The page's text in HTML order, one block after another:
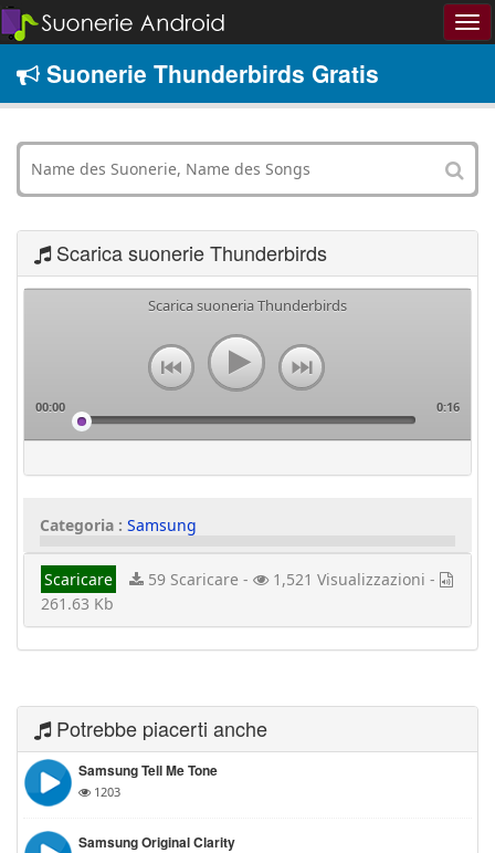
Suonerie Thunderbirds Gratis
Scarica suonerie Thunderbirds
Scarica suoneria Thunderbirds
00:00 0:16
Categoria : Samsung
Scaricare 59 Scaricare -
1,521 Visualizzazioni -
261.63 Kb
Potrebbe piacerti anche
Samsung Tell Me Tone
1203
Samsung Original Clarity